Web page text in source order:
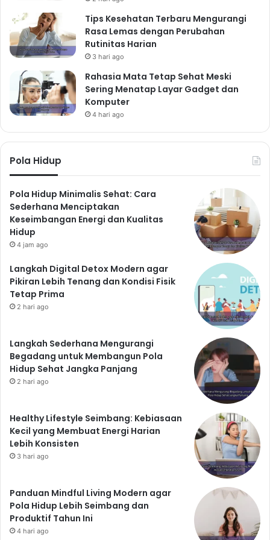
berpikir negatif.
Bersikap asertif:Bersikap asertif artinya mampu
mengekspresikan pendapat dan kebutuhan dengan
cara yang sehat dan terhormat.
Bergaul dengan teman yang positif:Lingkungan
pertemanan yang positif dapat mendukung
pertumbuhan kepercayaan diri.
Kesimpulan: Menuju
Remaja Aktif, Sehat, dan
Bahagia
Menjadi remaja aktif, sehat, dan bahagia
membutuhkan komitmen dan usaha. Dengan
menerapkan tips dan informasi yang telah diuraikan di
atas, kamu dapat menjaga kesehatan tubuh,
meningkatkan kepercayaan diri, dan meraih potensi
terbaikmu. Ingatlah bahwa menjaga kesehatan adalah
investasi jangka panjang untuk masa depan yang
cerah. Jangan ragu untuk berkonsultasi dengan dokter
atau profesional kesehatan jika kamu memiliki
Tips Kesehatan Terbaru Mengurangi
Rasa Lemas dengan Perubahan
Rutinitas Harian
3 hari ago
Rahasia Mata Tetap Sehat Meski
Sering Menatap Layar Gadget dan
Komputer
4 hari ago
Pola Hidup
Pola Hidup Minimalis Sehat: Cara
Sederhana Menciptakan
Keseimbangan Energi dan Kualitas
Hidup
4 jam ago
Langkah Digital Detox Modern agar
Pikiran Lebih Tenang dan Kondisi Fisik
Tetap Prima
2 hari ago
Langkah Sederhana Mengurangi
Begadang untuk Membangun Pola
Hidup Sehat Jangka Panjang
2 hari ago
Healthy Lifestyle Seimbang: Kebiasaan
Kecil yang Membuat Energi Harian
Lebih Konsisten
3 hari ago
Panduan Mindful Living Modern agar
Pola Hidup Lebih Seimbang dan
Produktif Tahun Ini
4 hari ago